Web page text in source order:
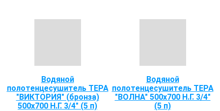
Водяной
полотенцесушитель ТЕРА
"ВИКТОРИЯ" (бронза)
500х700 Н.Г. 3/4" (5 п)
Водяной
полотенцесушитель ТЕРА
"ВОЛНА" 500х700 Н.Г. 3/4"
(5 п)